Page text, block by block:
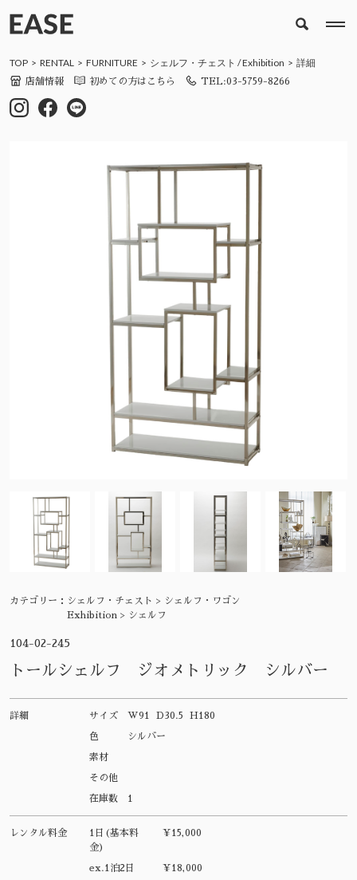
TOP RENTAL FURNITURE シェルフ・チェスト /Exhibition 詳細
店舗情報 初めての方はこちら TEL:03-5759-8266
カテゴリー： シェルフ・チェスト > シェルフ・ワゴン
Exhibition > シェルフ
104-02-245
トールシェルフ ジオメトリック シルバー
詳細 サイズ W91 D30.5 H180
色 シルバー
素材
その他
在庫数 1
レンタル料金
1日(基本料
金)
¥15,000
ex.1泊2日 ¥18,000